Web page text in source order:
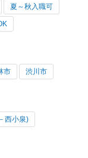
夏～秋入職可
市 渋川市
西小泉)